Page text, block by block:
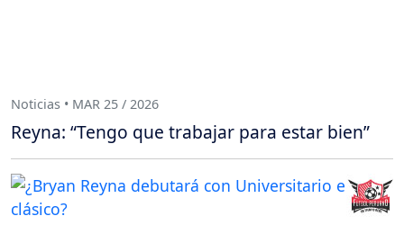
Noticias • MAR 25 / 2026
Reyna: “Tengo que trabajar para estar bien”